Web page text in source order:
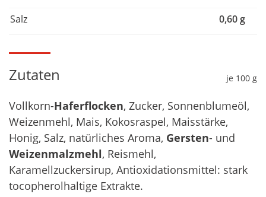
Salz 0,60 g
Zutaten je 100 g
Vollkorn-Haferflocken, Zucker, Sonnenblumeöl,
Weizenmehl, Mais, Kokosraspel, Maisstärke,
Honig, Salz, natürliches Aroma, Gersten- und
Weizenmalzmehl, Reismehl,
Karamellzuckersirup, Antioxidationsmittel: stark
tocopherolhaltige Extrakte.